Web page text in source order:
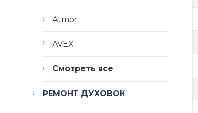
Atmor
AVEX
Смотреть все
РЕМОНТ ДУХОВОК